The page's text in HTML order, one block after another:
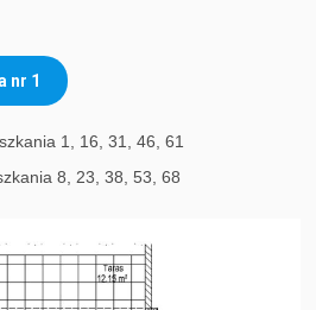
nr 1
1, 16, 31, 46, 61
8, 23, 38, 53, 68